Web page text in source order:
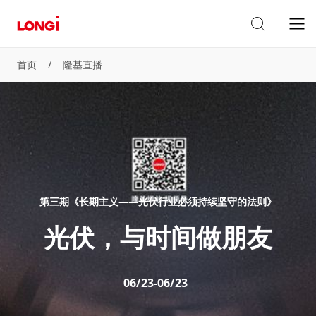
首页 / 隆基直播
第三期《长期主义——光伏行业必须持续坚守的法则》
光伏，与时间做朋友
06/23-06/23